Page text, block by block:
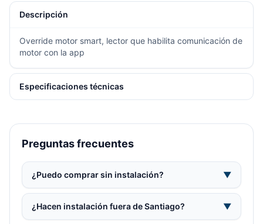
Descripción
Override motor smart, lector que habilita comunicación de
motor con la app
Especificaciones técnicas
Preguntas frecuentes
¿Puedo comprar sin instalación? ▼
¿Hacen instalación fuera de Santiago? ▼